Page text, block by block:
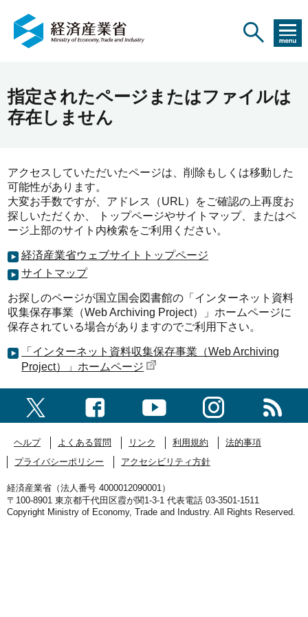
指定されたページまたはファイルは
存在しません
アクセスしていただいたページは、削除もしくは移動した
可能性があります。
大変お手数ですが、アドレス（URL）をご確認の上再度お
探しいただくか、 トップページやサイトマップ、またはペ
ージ上部のサイト内検索をご利用ください。
経済産業省ウェブサイトトップページ
サイトマップ
お探しのページが国立国会図書館の「インターネット資料
収集保存事業（Web Archiving Project）」ホームページに
保存されている場合がありますのでご利用下さい。
「インターネット資料収集保存事業（Web Archiving
Project）」ホームページ
ヘルプ よくある質問 リンク 利用規約
法的事項
プライバシーポリシー
アクセシビリティ方針
経済産業省（法人番号 4000012090001）
〒100-8901 東京都千代田区霞が関1-3-1 代表電話 03-3501-1511
Copyright Ministry of Economy, Trade and Industry. All Rights Reserved.